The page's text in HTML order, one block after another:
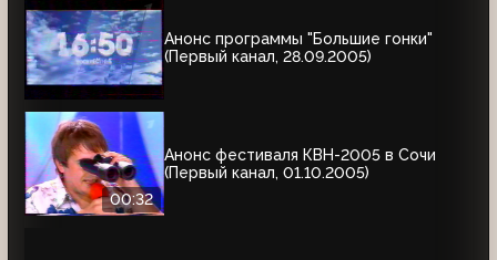
Анонс программы "Большие гонки"
(Первый канал, 28.09.2005)
00:32
Анонс фестиваля КВН-2005 в Сочи
(Первый канал, 01.10.2005)